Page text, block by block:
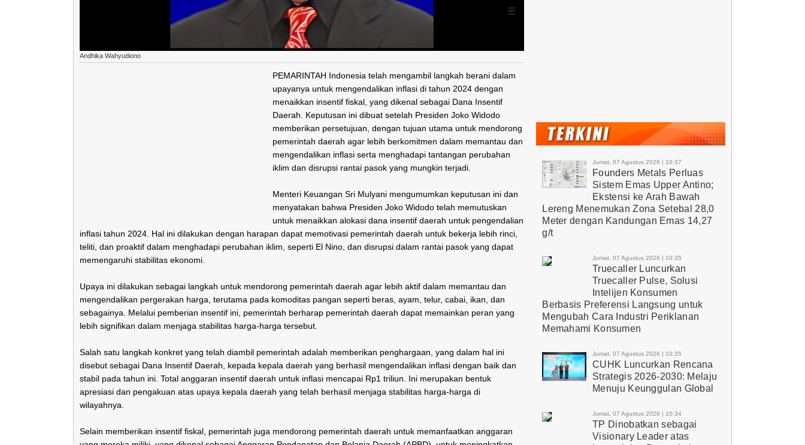
Andhika Wahyudiono
PEMARINTAH Indonesia telah mengambil langkah berani dalam
upayanya untuk mengendalikan inflasi di tahun 2024 dengan
menaikkan insentif fiskal, yang dikenal sebagai Dana Insentif
Daerah. Keputusan ini dibuat setelah Presiden Joko Widodo
memberikan persetujuan, dengan tujuan utama untuk mendorong
pemerintah daerah agar lebih berkomitmen dalam memantau dan
mengendalikan inflasi serta menghadapi tantangan perubahan
iklim dan disrupsi rantai pasok yang mungkin terjadi.
Menteri Keuangan Sri Mulyani mengumumkan keputusan ini dan
menyatakan bahwa Presiden Joko Widodo telah memutuskan
untuk menaikkan alokasi dana insentif daerah untuk pengendalian
inflasi tahun 2024. Hal ini dilakukan dengan harapan dapat memotivasi pemerintah daerah untuk bekerja lebih rinci,
teliti, dan proaktif dalam menghadapi perubahan iklim, seperti El Nino, dan disrupsi dalam rantai pasok yang dapat
memengaruhi stabilitas ekonomi.
Upaya ini dilakukan sebagai langkah untuk mendorong pemerintah daerah agar lebih aktif dalam memantau dan
mengendalikan pergerakan harga, terutama pada komoditas pangan seperti beras, ayam, telur, cabai, ikan, dan
sebagainya. Melalui pemberian insentif ini, pemerintah berharap pemerintah daerah dapat memainkan peran yang
lebih signifikan dalam menjaga stabilitas harga-harga tersebut.
Salah satu langkah konkret yang telah diambil pemerintah adalah memberikan penghargaan, yang dalam hal ini
disebut sebagai Dana Insentif Daerah, kepada kepala daerah yang berhasil mengendalikan inflasi dengan baik dan
stabil pada tahun ini. Total anggaran insentif daerah untuk inflasi mencapai Rp1 triliun. Ini merupakan bentuk
apresiasi dan pengakuan atas upaya kepala daerah yang telah berhasil menjaga stabilitas harga-harga di
wilayahnya.
Selain memberikan insentif fiskal, pemerintah juga mendorong pemerintah daerah untuk memanfaatkan anggaran
Jumat, 07 Agustus 2026 | 10:37
Founders Metals Perluas
Sistem Emas Upper Antino;
Ekstensi ke Arah Bawah
Lereng Menemukan Zona Setebal 28,0
Meter dengan Kandungan Emas 14,27
g/t
Jumat, 07 Agustus 2026 | 10:35
Truecaller Luncurkan
Truecaller Pulse, Solusi
Intelijen Konsumen
Berbasis Preferensi Langsung untuk
Mengubah Cara Industri Periklanan
Memahami Konsumen
Jumat, 07 Agustus 2026 | 10:35
CUHK Luncurkan Rencana
Strategis 2026-2030: Melaju
Menuju Keunggulan Global
Jumat, 07 Agustus 2026 | 10:34
TP Dinobatkan sebagai
Visionary Leader atas